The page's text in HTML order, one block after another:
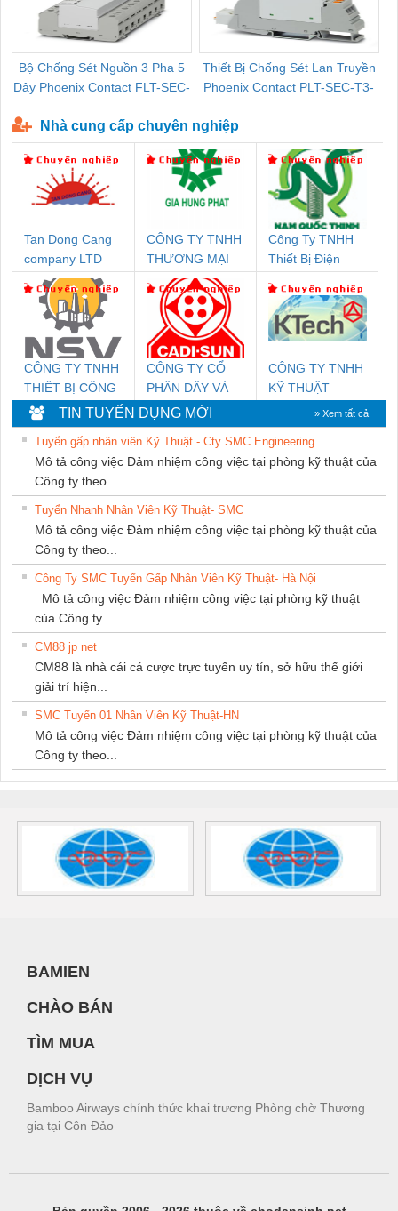
Bộ Chống Sét Nguồn 3 Pha 5
Dây Phoenix Contact FLT-SEC-
Thiết Bị Chống Sét Lan Truyền
Phoenix Contact PLT-SEC-T3-
Nhà cung cấp chuyên nghiệp
Tan Dong Cang
company LTD
CÔNG TY TNHH
THƯƠNG MẠI
DỊCH VỤ KỸ
THUẬT ĐIỆN CƠ
GIA HƯNG
PHÁT
Công Ty TNHH
Thiết Bị Điện
CÔNG TY TNHH
THIẾT BỊ CÔNG
NGHIỆP NIHON
SETSUBI VIỆT
NAM
CÔNG TY CỔ
PHẦN DÂY VÀ
CÁP ĐIỆN
THƯỢNG ĐÌNH
CÔNG TY TNHH
KỸ THUẬT
KTECH VIỆT
NAM
TIN TUYỂN DỤNG MỚI » Xem tất cả
Tuyển gấp nhân viên Kỹ Thuật - Cty SMC Engineering
Mô tả công việc Đảm nhiệm công việc tại phòng kỹ thuật của
Công ty theo...
Tuyển Nhanh Nhân Viên Kỹ Thuật- SMC
Mô tả công việc Đảm nhiệm công việc tại phòng kỹ thuật của
Công ty theo...
Công Ty SMC Tuyển Gấp Nhân Viên Kỹ Thuật- Hà Nội
Mô tả công việc Đảm nhiệm công việc tại phòng kỹ thuật
của Công ty...
CM88 jp net
CM88 là nhà cái cá cược trực tuyến uy tín, sở hữu thế giới
giải trí hiện...
SMC Tuyển 01 Nhân Viên Kỹ Thuật-HN
Mô tả công việc Đảm nhiệm công việc tại phòng kỹ thuật của
Công ty theo...
BAMIEN
CHÀO BÁN
TÌM MUA
DỊCH VỤ
Bamboo Airways chính thức khai trương Phòng chờ Thương
gia tại Côn Đảo